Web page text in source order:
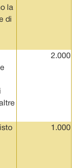
la
di
2.000
1.000